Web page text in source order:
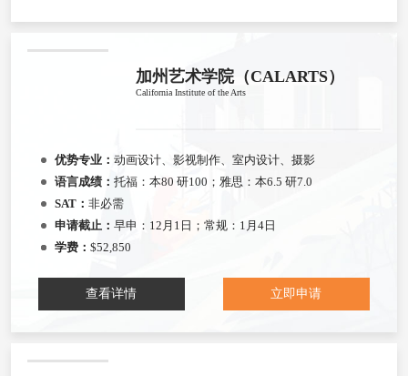
加州艺术学院（CALARTS）
California Institute of the Arts
优势专业： 动画设计、影视制作、室内设计、摄影
语言成绩： 托福：本80 研100；雅思：本6.5 研7.0
SAT： 非必需
申请截止： 早申：12月1日；常规：1月4日
学费： $52,850
查看详情 立即申请